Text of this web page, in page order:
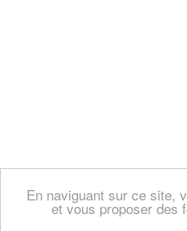
En naviguant sur ce site,
et vous proposer des